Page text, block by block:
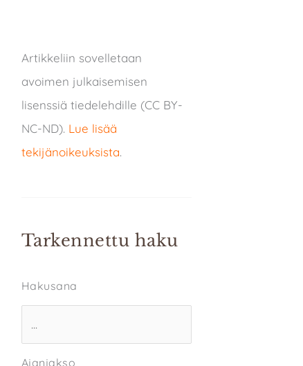
Artikkeliin sovelletaan
avoimen julkaisemisen
lisenssiä tiedelehdille (CC BY-
NC-ND). Lue lisää
tekijänoikeuksista.
Tarkennettu haku
Hakusana
Ajanjakso